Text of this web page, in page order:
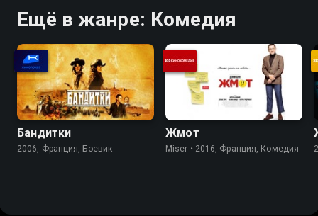
Ещё в жанре: Комедия
Бандитки
2006, Франция, Боевик
Жмот
Miser • 2016, Франция, Комедия